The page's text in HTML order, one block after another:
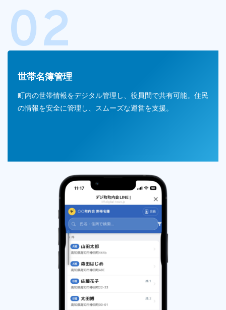
02
世帯名簿管理
町内の世帯情報をデジタル管理し、役員間で共有可能。住民
の情報を安全に管理し、スムーズな運営を支援。